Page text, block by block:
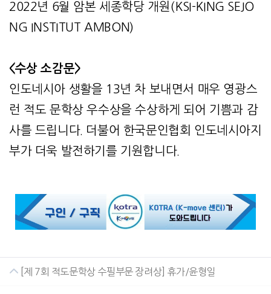
2022년 6월 암본 세종학당 개원(KSI-KING SEJO
NG INSTITUT AMBON)
<수상 소감문>
인도네시아 생활을 13년 차 보내면서 매우 영광스
런 적도 문학상 우수상을 수상하게 되어 기쁨과 감
사를 드립니다. 더불어 한국문인협회 인도네시아지
부가 더욱 발전하기를 기원합니다.
[제 7회 적도문학상 수필부문 장려상] 휴가/윤형일